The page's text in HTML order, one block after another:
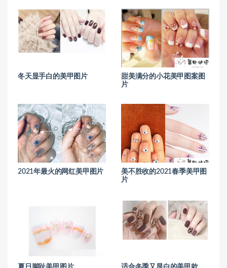
冬天显手白的美甲图片
甜美满分的小花美甲图案图
片
2021年最火的网红美甲图片
美不胜收的2021春季美甲图
片